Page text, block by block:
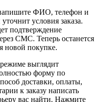
ФИО, телефон и
условия заказа.
подтверждение
СМС. Теперь останется
новой покупке.
выглядит
форму по
доставки, оплаты,
к заказу написать
вас найти. Нажмите